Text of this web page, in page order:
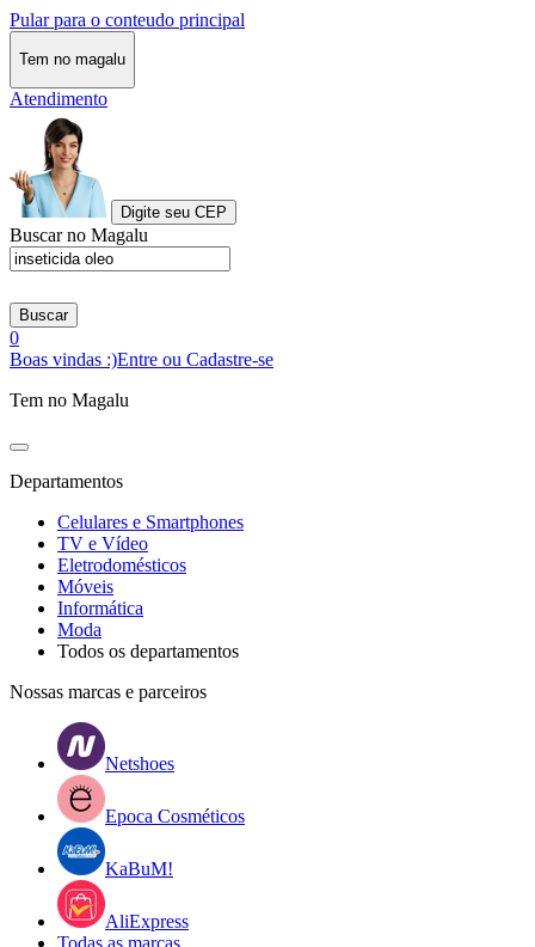
Pular para o conteudo principal
Tem no magalu
Atendimento
Digite seu CEP
Buscar no Magalu
Buscar
0
Boas vindas :)Entre ou Cadastre-se
Tem no Magalu
Departamentos
Celulares e Smartphones
TV e Vídeo
Eletrodomésticos
Móveis
Informática
Moda
Todos os departamentos
Nossas marcas e parceiros
Netshoes
Epoca Cosméticos
KaBuM!
AliExpress
Todas as marcas